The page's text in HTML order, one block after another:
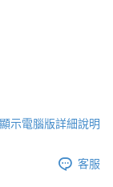
顯示電腦版詳細說明
客服